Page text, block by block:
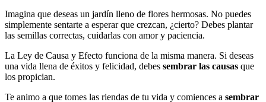
Imagina que deseas un jardín lleno de flores hermosas. No puedes
simplemente sentarte a esperar que crezcan, ¿cierto? Debes plantar
las semillas correctas, cuidarlas con amor y paciencia.
La Ley de Causa y Efecto funciona de la misma manera. Si deseas
una vida llena de éxitos y felicidad, debes sembrar las causas que
los propician.
Te animo a que tomes las riendas de tu vida y comiences a sembrar